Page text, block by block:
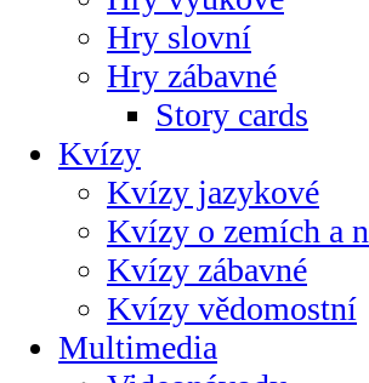
Hry slovní
Hry zábavné
Story cards
Kvízy
Kvízy jazykové
Kvízy o zemích a
Kvízy zábavné
Kvízy vědomostní
Multimedia